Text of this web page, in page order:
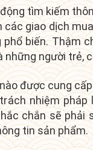
tìm kiếm
các giao dịch
phổ biến. Thậm
người trẻ,
được cung
nhiệm
chắn sẽ
tin sản phẩm.